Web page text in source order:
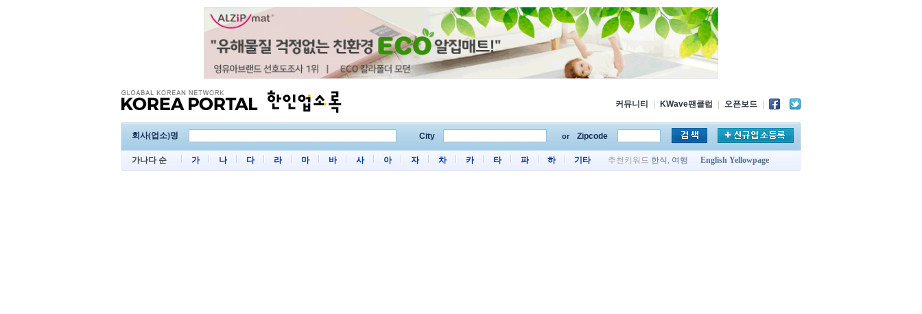
커뮤니티 KWave팬클럽 오픈보드
회사(업소)명 City or Zipcode
가나다 순 가 나 다 라 마 바 사 아 자 차 카 타 파 하 기타 추천키워드 한식 , 여행 English Yellowpage